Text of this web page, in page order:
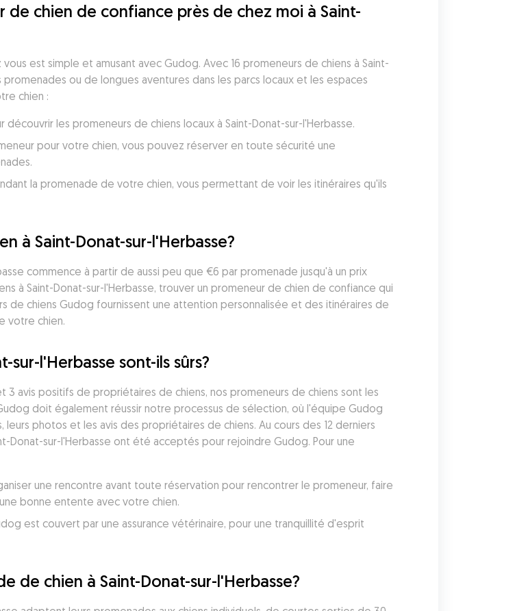
chien de confiance près de chez moi à Saint-
est simple et amusant avec Gudog. Avec 16 promeneurs de chiens à Saint-
ou de longues aventures dans les parcs locaux et les espaces
chien :
les promeneurs de chiens locaux à Saint-Donat-sur-l'Herbasse.
pour votre chien, vous pouvez réserver en toute sécurité une
la promenade de votre chien, vous permettant de voir les itinéraires qu'ils
à Saint-Donat-sur-l'Herbasse?
commence à partir de aussi peu que €6 par promenade jusqu'à un prix
à Saint-Donat-sur-l'Herbasse, trouver un promeneur de chien de confiance qui
de chiens Gudog fournissent une attention personnalisée et des itinéraires de
votre chien.
sur-l'Herbasse sont-ils sûrs?
avis positifs de propriétaires de chiens, nos promeneurs de chiens sont les
doit également réussir notre processus de sélection, où l'équipe Gudog
photos et les avis des propriétaires de chiens. Au cours des 12 derniers
Donat-sur-l'Herbasse ont été acceptés pour rejoindre Gudog. Pour une
une rencontre avant toute réservation pour rencontrer le promeneur, faire
bonne entente avec votre chien.
est couvert par une assurance vétérinaire, pour une tranquillité d'esprit
de chien à Saint-Donat-sur-l'Herbasse?